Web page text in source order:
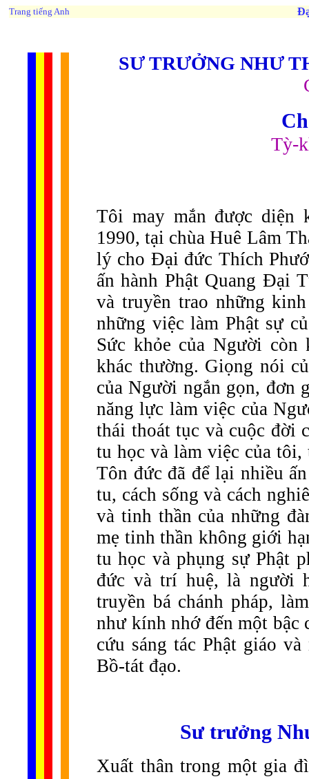
Trang tiếng Anh
SƯ TRƯỞNG NHƯ
Tỳ-
Tôi may mắn được diện
1990, tại chùa Huê Lâm
lý cho Đại đức Thích
ấn hành Phật Quang Đại
và truyền trao những
những việc làm Phật sự
Sức khỏe của Người
khác thường. Giọng nói
của Người ngắn gọn, đơn
năng lực làm việc của
thái thoát tục và cuộc đời
tu học và làm việc của
Tôn đức đã để lại nhiều
tu, cách sống và cách
và tinh thần của những
mẹ tinh thần không giới
tu học và phụng sự Phật
đức và trí huệ, là người
truyền bá chánh pháp,
như kính nhớ đến một bậc
cứu sáng tác Phật giáo
Bồ-tát đạo.
Sư trưởng
Xuất thân trong một gia